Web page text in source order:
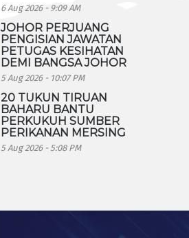
6 Aug 2026 - 9:09 AM
JOHOR PERJUANG
PENGISIAN JAWATAN
PETUGAS KESIHATAN
DEMI BANGSA JOHOR
5 Aug 2026 - 10:07 PM
20 TUKUN TIRUAN
BAHARU BANTU
PERKUKUH SUMBER
PERIKANAN MERSING
5 Aug 2026 - 5:08 PM